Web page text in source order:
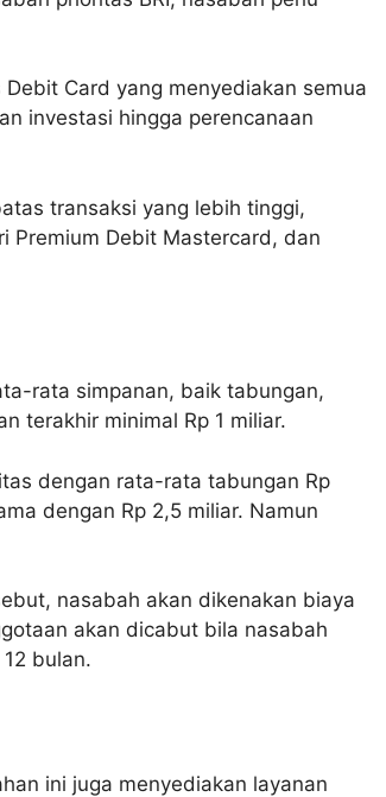
Card yang menyediakan semua
investasi hingga perencanaan
transaksi yang lebih tinggi,
Premium Debit Mastercard, dan
rata simpanan, baik tabungan,
terakhir minimal Rp 1 miliar.
dengan rata-rata tabungan Rp
dengan Rp 2,5 miliar. Namun
nasabah akan dikenakan biaya
akan dicabut bila nasabah
bulan.
ini juga menyediakan layanan